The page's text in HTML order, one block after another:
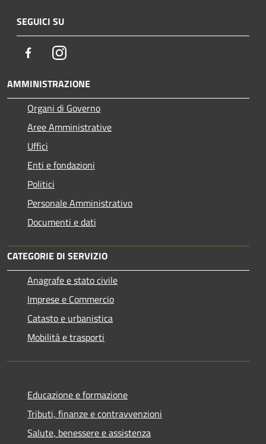
SEGUICI SU
FacebookInstagram
AMMINISTRAZIONE
Organi di Governo
Aree Amministrative
Uffici
Enti e fondazioni
Politici
Personale Amministrativo
Documenti e dati
CATEGORIE DI SERVIZIO
Anagrafe e stato civile
Imprese e Commercio
Catasto e urbanistica
Mobilità e trasporti
Educazione e formazione
Tributi, finanze e contravvenzioni
Salute, benessere e assistenza